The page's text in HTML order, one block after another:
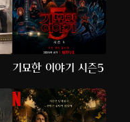
기묘한 이야기 시즌5